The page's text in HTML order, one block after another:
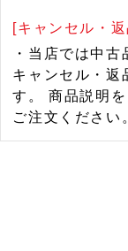
[キャンセル・
・当店では中
キャンセル・返
す。 商品説明
ご注文ください